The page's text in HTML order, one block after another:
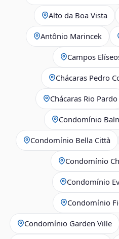
Alto da Boa Vista
Antônio Marincek
Campos
Chácaras Pedro
Chácaras Rio Pardo
Condomínio
Condomínio Bella Città
Condomínio
Condomínio
Condomínio
Condomínio Garden Ville